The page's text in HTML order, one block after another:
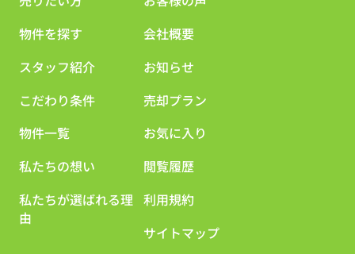
物件を探す
スタッフ紹介
こだわり条件
物件一覧
私たちの想い
私たちが選ばれる理
由
会社概要
お知らせ
売却プラン
お気に入り
閲覧履歴
利用規約
サイトマップ